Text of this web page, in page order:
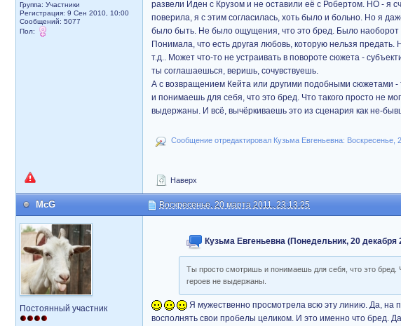
Группа: Участники
Регистрация: 9 Сен 2010, 10:00
Сообщений: 5077
Пол:
развели Иден с Крузом и не оставили её с Робертом. НО - я
поверила, я с этим согласилась, хоть было и больно. Но я
было быть. Не было ощущения, что это бред. Было
Понимала, что есть другая любовь, которую нельзя предать.
т.д.. Может что-то не устраивать в повороте сюжета -
ты соглашаешься, веришь, сочувствуешь.
А с возвращением Кейта или другими подобными сюжетами
и понимаешь для себя, что это бред. Что такого просто не
выдержаны. И всё, вычёркиваешь это из сценария как не-
Сообщение отредактировал Кузьма Евгеньевна: Воскресенье,
Наверх
McG Воскресенье, 20 марта 2011, 23:13:25
Постоянный участник
Кузьма Евгеньевна (Понедельник, 20 декабря
Ты просто смотришь и понимаешь для себя, что это бред.
героев не выдержаны.
Я мужественно просмотрела всю эту линию. Да, на
восполнять свои пробелы целиком. И это именно что бред.